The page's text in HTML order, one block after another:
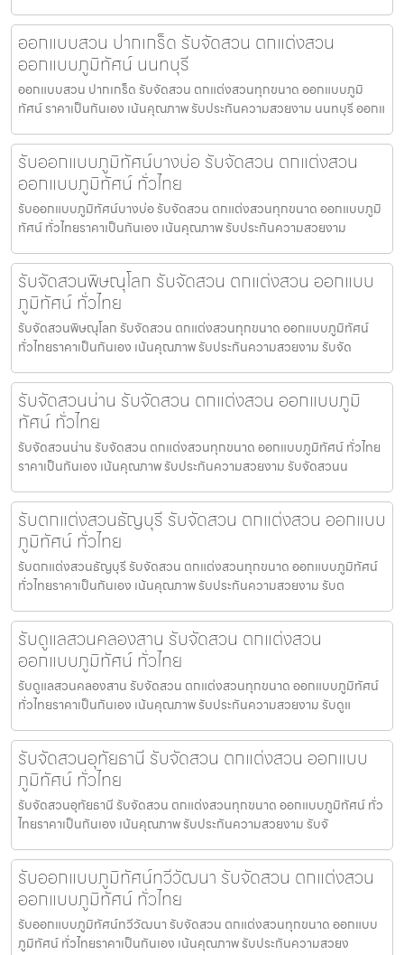
ออกแบบสวน ปากเกร็ด รับจัดสวน ตกแต่งสวน
ออกแบบภูมิทัศน์ นนทบุรี
ออกแบบสวน ปากเกร็ด รับจัดสวน ตกแต่งสวนทุกขนาด ออกแบบภูมิ
ทัศน์ ราคาเป็นกันเอง เน้นคุณภาพ รับประกันความสวยงาม นนทบุรี ออกแ
รับออกแบบภูมิทัศน์บางบ่อ รับจัดสวน ตกแต่งสวน
ออกแบบภูมิทัศน์ ทั่วไทย
รับออกแบบภูมิทัศน์บางบ่อ รับจัดสวน ตกแต่งสวนทุกขนาด ออกแบบภูมิ
ทัศน์ ทั่วไทยราคาเป็นกันเอง เน้นคุณภาพ รับประกันความสวยงาม
รับจัดสวนพิษณุโลก รับจัดสวน ตกแต่งสวน ออกแบบ
ภูมิทัศน์ ทั่วไทย
รับจัดสวนพิษณุโลก รับจัดสวน ตกแต่งสวนทุกขนาด ออกแบบภูมิทัศน์
ทั่วไทยราคาเป็นกันเอง เน้นคุณภาพ รับประกันความสวยงาม รับจัด
รับจัดสวนน่าน รับจัดสวน ตกแต่งสวน ออกแบบภูมิ
ทัศน์ ทั่วไทย
รับจัดสวนน่าน รับจัดสวน ตกแต่งสวนทุกขนาด ออกแบบภูมิทัศน์ ทั่วไทย
ราคาเป็นกันเอง เน้นคุณภาพ รับประกันความสวยงาม รับจัดสวนน
รับตกแต่งสวนธัญบุรี รับจัดสวน ตกแต่งสวน ออกแบบ
ภูมิทัศน์ ทั่วไทย
รับตกแต่งสวนธัญบุรี รับจัดสวน ตกแต่งสวนทุกขนาด ออกแบบภูมิทัศน์
ทั่วไทยราคาเป็นกันเอง เน้นคุณภาพ รับประกันความสวยงาม รับต
รับดูแลสวนคลองสาน รับจัดสวน ตกแต่งสวน
ออกแบบภูมิทัศน์ ทั่วไทย
รับดูแลสวนคลองสาน รับจัดสวน ตกแต่งสวนทุกขนาด ออกแบบภูมิทัศน์
ทั่วไทยราคาเป็นกันเอง เน้นคุณภาพ รับประกันความสวยงาม รับดูแ
รับจัดสวนอุทัยธานี รับจัดสวน ตกแต่งสวน ออกแบบ
ภูมิทัศน์ ทั่วไทย
รับจัดสวนอุทัยธานี รับจัดสวน ตกแต่งสวนทุกขนาด ออกแบบภูมิทัศน์ ทั่ว
ไทยราคาเป็นกันเอง เน้นคุณภาพ รับประกันความสวยงาม รับจั
รับออกแบบภูมิทัศน์ทวีวัฒนา รับจัดสวน ตกแต่งสวน
ออกแบบภูมิทัศน์ ทั่วไทย
รับออกแบบภูมิทัศน์ทวีวัฒนา รับจัดสวน ตกแต่งสวนทุกขนาด ออกแบบ
ภูมิทัศน์ ทั่วไทยราคาเป็นกันเอง เน้นคุณภาพ รับประกันความสวยง